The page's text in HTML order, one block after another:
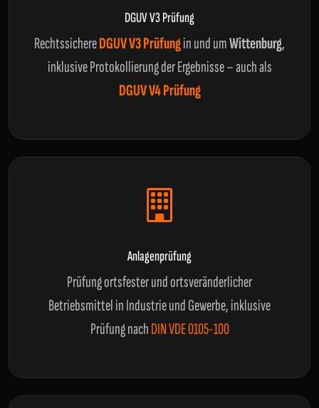
DGUV V3 Prüfung
RechtssichereDGUV V3 Prüfungin und umWittenburg,
inklusive Protokollierung der Ergebnisse – auch als
DGUV V4 Prüfung
Anlagenprüfung
Prüfung ortsfester und ortsveränderlicher
Betriebsmittel in Industrie und Gewerbe, inklusive
Prüfung nachDIN VDE 0105-100